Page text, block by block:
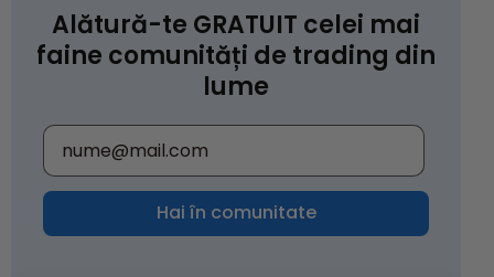
Alătură-te GRATUIT celei mai
faine comunități de trading din
lume
Hai în comunitate